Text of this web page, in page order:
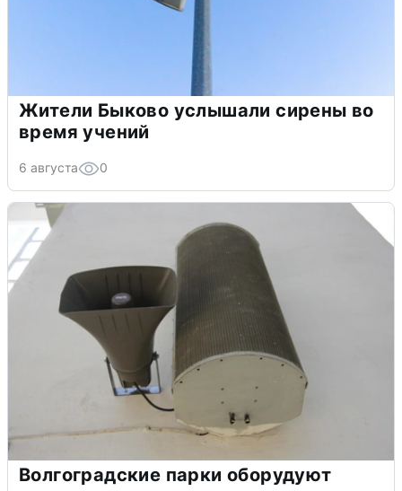
Жители Быково услышали сирены во
время учений
6 августа 0
Волгоградские парки оборудуют